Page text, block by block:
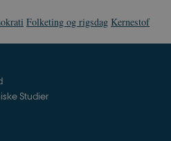
Folketing og rigsdag Kernestof
Studier